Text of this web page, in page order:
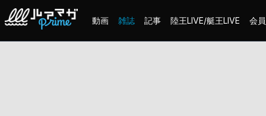
動画 雑誌 記事 陸王LIVE/艇王LIVE 会